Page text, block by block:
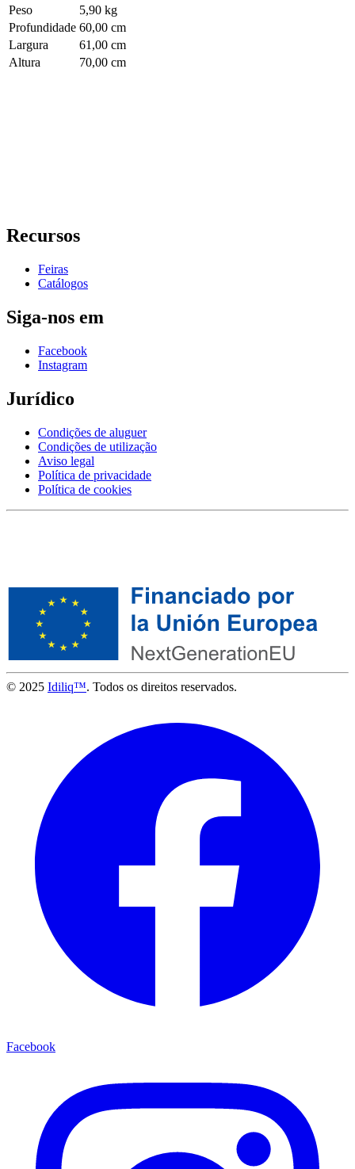
Peso
5,90 kg
Profundidade 60,00 cm
Largura
61,00 cm
Altura
70,00 cm
Recursos
Feiras
Catálogos
Siga-nos em
Facebook
Instagram
Jurídico
Condições de aluguer
Condições de utilização
Aviso legal
Política de privacidade
Política de cookies
© 2025 Idiliq™. Todos os direitos reservados.
Facebook